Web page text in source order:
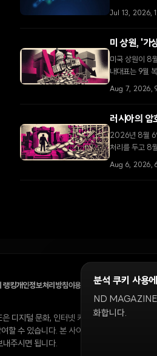
들의 독립적인
Jul 13, 2026,
미 상원, '가
미국 상원이 8
내대표는 9월
다.
Aug 7, 2026,
러시아의 암
2026년 8월 6
처리를 두고 8
Aug 6, 2026,
랭킹개인정보처리방침이용약관 쿠키 설정
디지털 문화, 인터넷 커뮤니티, 온체인 시장을
할 수 있습니다. 본 사이트의 의견과 해설은
내주시면 됩니다.
분석 쿠키 사용
ND MAGAZINE
화합니다.